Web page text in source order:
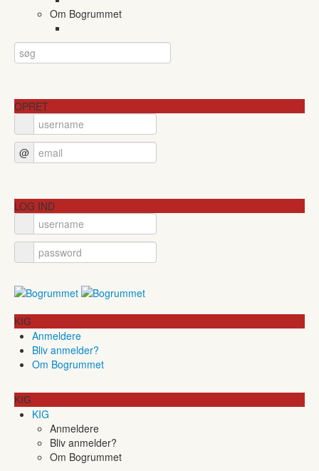
Om Bogrummet
OPRET
@
LOG IND
KIG
Anmeldere
Bliv anmelder?
Om Bogrummet
KIG
KIG
Anmeldere
Bliv anmelder?
Om Bogrummet